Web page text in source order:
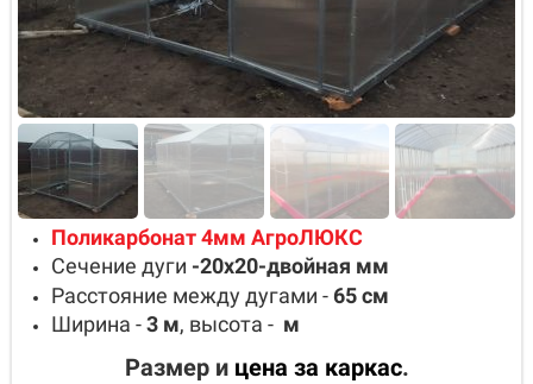
Поликарбонат 4мм АгроЛЮКС
Сечение дуги -20х20-двойная мм
Расстояние между дугами -65см
Ширина -3 м, высота - м
Размер и цена за каркас.